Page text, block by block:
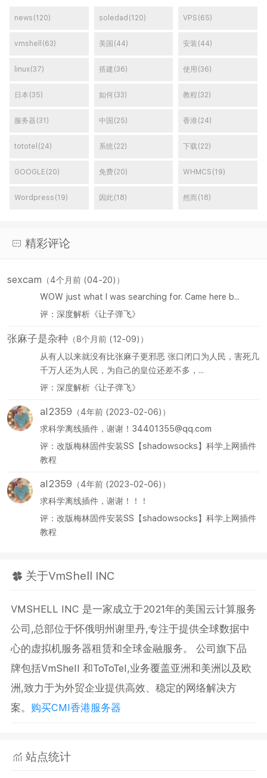
news(120) soledad(120) VPS(65)
vmshell(63) 美国(44) 安装(44)
linux(37) 搭建(36) 使用(36)
日本(35) 如何(33) 教程(32)
服务器(31) 中国(25) 香港(24)
tototel(24) 系统(22) 下载(22)
GOOGLE(20) 免费(20) WHMCS(19)
Wordpress(19) 因此(18) 然而(18)
精彩评论
sexcam （4个月前 (04-20)）
WOW just what I was searching for. Came here b...
评：深度解析《让子弹飞》
张麻子是杂种 （8个月前 (12-09)）
从有人以来就没有比张麻子更邪恶 张口闭口为人民，害死几
千万人还为人民，为自己的皇位还差不多，...
评：深度解析《让子弹飞》
al2359 （4年前 (2023-02-06)）
求科学离线插件，谢谢！34401355@qq.com
评：改版梅林固件安装SS【shadowsocks】科学上网插件
教程
al2359 （4年前 (2023-02-06)）
求科学离线插件，谢谢！！！
评：改版梅林固件安装SS【shadowsocks】科学上网插件
教程
关于VmShell INC
VMSHELL INC 是一家成立于2021年的美国云计算服务
公司,总部位于怀俄明州谢里丹,专注于提供全球数据中
心的虚拟机服务器租赁和全球金融服务。 公司旗下品
牌包括VmShell 和ToToTel,业务覆盖亚洲和美洲以及欧
洲,致力于为外贸企业提供高效、稳定的网络解决方
案。 购买CMI香港服务器
站点统计